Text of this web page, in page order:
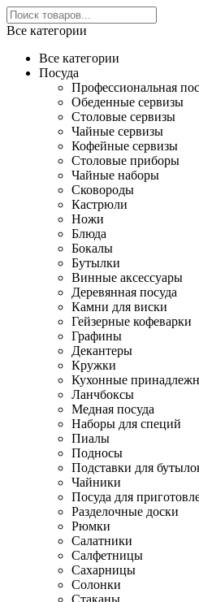
Все категории
Все категории
Посуда
Профессиональная
Обеденные сервизы
Столовые сервизы
Чайные сервизы
Кофейные сервизы
Столовые приборы
Чайные наборы
Сковороды
Кастрюли
Ножи
Блюда
Бокалы
Бутылки
Винные аксессуары
Деревянная посуда
Камни для виски
Гейзерные кофеварки
Графины
Декантеры
Кружки
Кухонные
Ланчбоксы
Медная посуда
Наборы для специй
Пиалы
Подносы
Подставки для
Чайники
Посуда для
Разделочные доски
Рюмки
Салатники
Салфетницы
Сахарницы
Солонки
Стаканы